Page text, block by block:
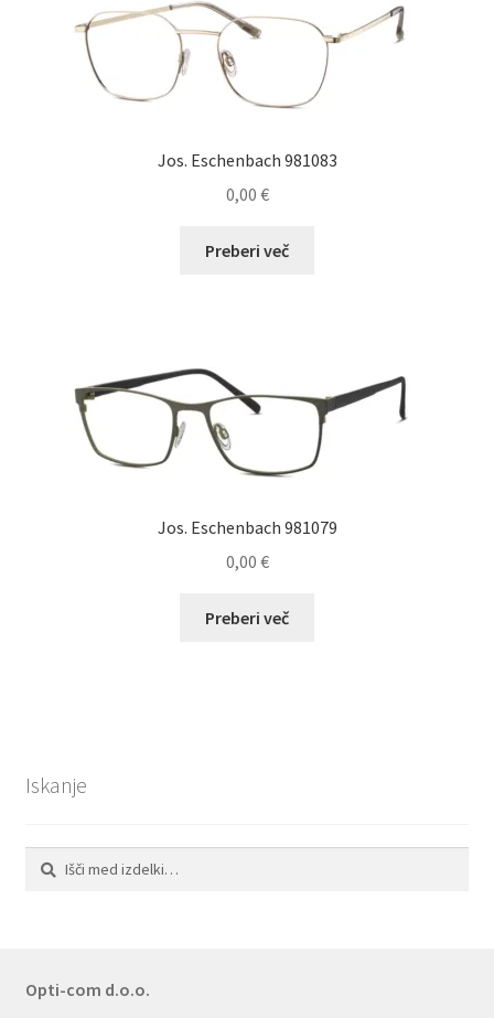
Jos. Eschenbach 981083
0,00 €
Preberi več
Jos. Eschenbach 981079
0,00 €
Preberi več
Iskanje
Išči:
Iskanje
Opti-com d.o.o.